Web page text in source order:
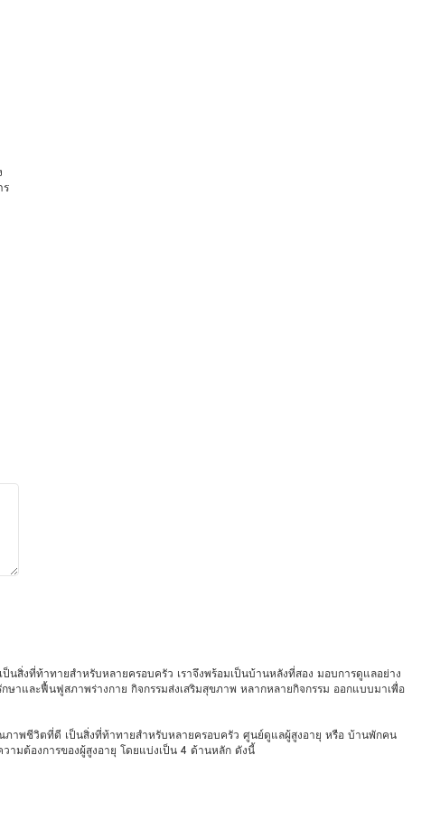
งที่ท้าทายสำหรับหลายครอบครัว เราจึงพร้อมเป็นบ้านหลังที่สอง มอบการดูแลอย่าง
าและฟื้นฟูสภาพร่างกาย กิจกรรมส่งเสริมสุขภาพ หลากหลายกิจกรรม ออกแบบมาเพื่อ
าพชีวิตที่ดี เป็นสิ่งที่ท้าทายสำหรับหลายครอบครัว ศูนย์ดูแลผู้สูงอายุ หรือ บ้านพักคน
มต้องการของผู้สูงอายุ โดยแบ่งเป็น 4 ด้านหลัก ดังนี้